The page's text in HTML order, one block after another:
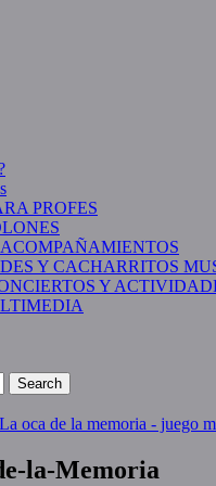
PROFES
Y CACHARRITOS
Y
La oca de la memoria - juego
la-Memoria